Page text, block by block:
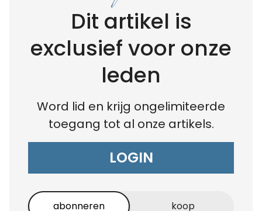
Dit artikel is
exclusief voor onze
leden
Word lid en krijg ongelimiteerde
toegang tot al onze artikels.
LOGIN
abonneren koop